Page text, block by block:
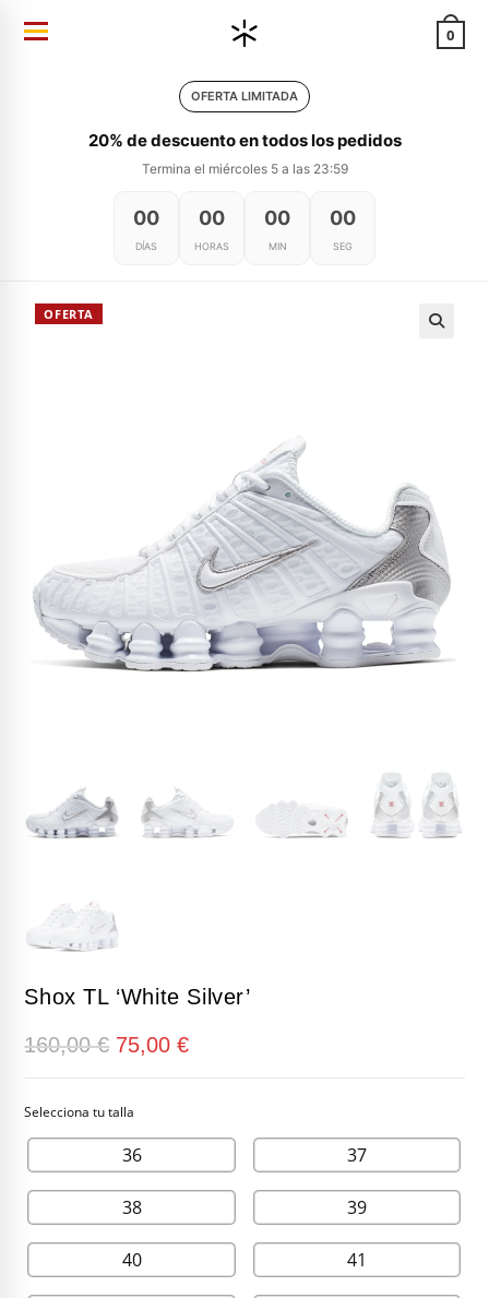
0
OFERTA LIMITADA
20% de descuento en todos los pedidos
Termina el miércoles 5 a las 23:59
00
DÍAS
00
HORAS
00
MIN
00
SEG
OFERTA
Shox TL ‘White Silver’
160,00€ El
precio
75,00€El
precio
36 37
38 39
40 41